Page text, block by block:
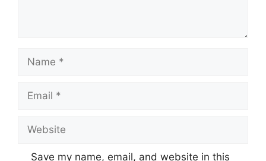
Name
Email
Website
Save my name, email, and website in this